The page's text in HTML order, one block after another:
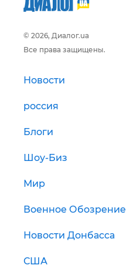
© 2026, Диалог.ua
Все права защищены.
Новости
россия
Блоги
Шоу-Биз
Мир
Военное Обозрение
Новости Донбасса
США